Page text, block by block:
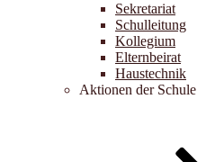
Sekretariat
Schulleitung
Kollegium
Elternbeirat
Haustechnik
Aktionen der Schule